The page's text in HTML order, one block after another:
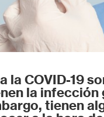
la COVID-19
la infección
tienen